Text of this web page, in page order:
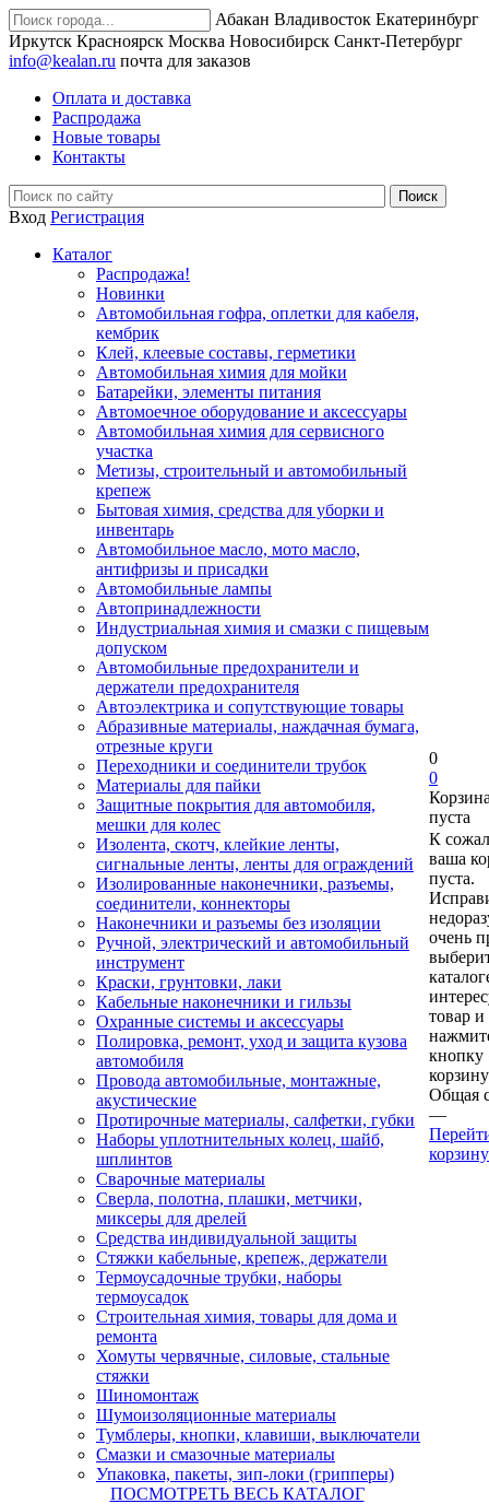
Абакан Владивосток Екатеринбург
Иркутск Красноярск Москва Новосибирск Санкт-Петербург
info@kealan.ru почта для заказов
Оплата и доставка
Распродажа
Новые товары
Контакты
Вход Регистрация
Каталог
Распродажа!
Новинки
Автомобильная гофра, оплетки для кабеля,
кембрик
Клей, клеевые составы, герметики
Автомобильная химия для мойки
Батарейки, элементы питания
Автомоечное оборудование и аксессуары
Автомобильная химия для сервисного
участка
Метизы, строительный и автомобильный
крепеж
Бытовая химия, средства для уборки и
инвентарь
Автомобильное масло, мото масло,
антифризы и присадки
Автомобильные лампы
Автопринадлежности
Индустриальная химия и смазки с пищевым
допуском
Автомобильные предохранители и
держатели предохранителя
Автоэлектрика и сопутствующие товары
Абразивные материалы, наждачная бумага,
отрезные круги
Переходники и соединители трубок
Материалы для пайки
Защитные покрытия для автомобиля,
мешки для колес
Изолента, скотч, клейкие ленты,
сигнальные ленты, ленты для ограждений
Изолированные наконечники, разъемы,
соединители, коннекторы
Наконечники и разъемы без изоляции
Ручной, электрический и автомобильный
инструмент
Краски, грунтовки, лаки
Кабельные наконечники и гильзы
Охранные системы и аксессуары
Полировка, ремонт, уход и защита кузова
автомобиля
Провода автомобильные, монтажные,
акустические
Протирочные материалы, салфетки, губки
Наборы уплотнительных колец, шайб,
шплинтов
Сварочные материалы
Сверла, полотна, плашки, метчики,
миксеры для дрелей
Средства индивидуальной защиты
Стяжки кабельные, крепеж, держатели
Термоусадочные трубки, наборы
термоусадок
Строительная химия, товары для дома и
ремонта
Хомуты червячные, силовые, стальные
стяжки
Шиномонтаж
Шумоизоляционные материалы
Тумблеры, кнопки, клавиши, выключатели
Смазки и смазочные материалы
Упаковка, пакеты, зип-локи (грипперы)
ПОСМОТРЕТЬ ВЕСЬ КАТАЛОГ
0
0
пуста
К
ваша
пуста.
очень
товар и
кнопку
Общая
—
корзину